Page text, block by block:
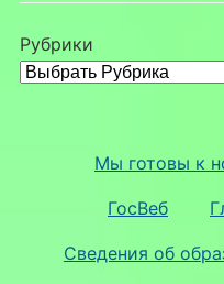
Рубрики
Мы готовы к
ГосВеб
Сведения об